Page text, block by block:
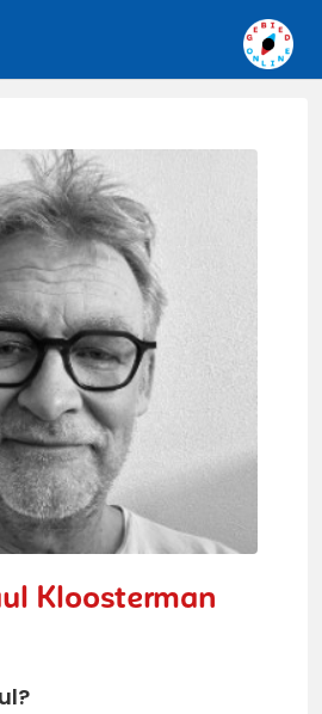
Kloosterman